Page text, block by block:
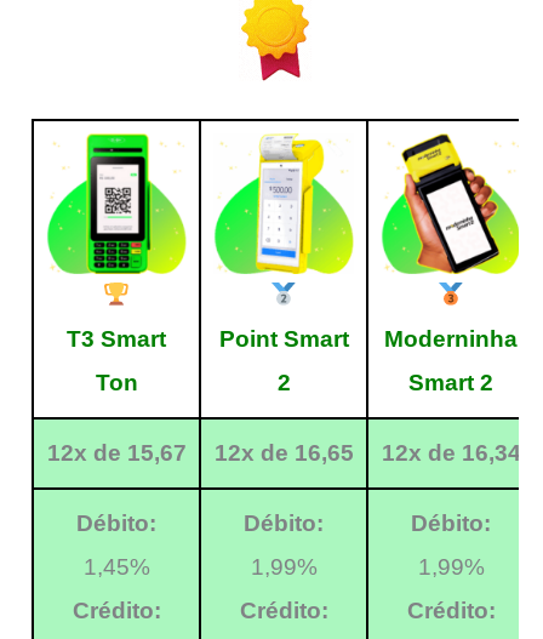
T3 Smart
Ton
Point Smart
2
Moderninha
Smart 2
12x de 15,67 12x de 16,65 12x de 16,34
Débito:
1,45%
Crédito:
Débito:
1,99%
Crédito:
Débito:
1,99%
Crédito: